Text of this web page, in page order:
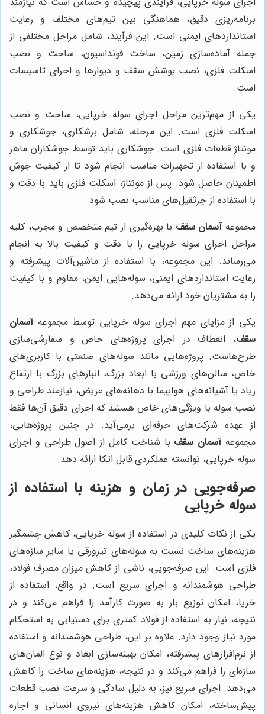
برنامه‌ریزی دقیق، هماهنگی بین تیم‌های مختلف و رعایت
استانداردهای ایمنی است. این فرآیند، شامل مراحل مختلفی از
جمله آماده‌سازی زمین، ساخت فونداسیون، ساخت و نصب
اسکلت فلزی، نصب پوشش سقف و دیوارها و اجرای تاسیسات
است.
یکی از مهم‌ترین مراحل اجرای سوله خرپایی، ساخت و نصب
اسکلت فلزی است. این مرحله، شامل برشکاری، جوشکاری و
مونتاژ قطعات فلزی است. جوشکاری باید توسط جوشکاران ماهر
و با استفاده از تجهیزات مناسب انجام شود تا از کیفیت جوش
اطمینان حاصل شود. پس از مونتاژ، اسکلت فلزی باید با دقت و
با استفاده از جرثقیل‌های مناسب نصب شود.
مجموعهآسمان سقف با بهره‌گیری از تیم متخصص و مجرب، کلیه
مراحل اجرای سوله خرپایی را با دقت و کیفیت بالا به انجام
می‌رساند. این مجموعه، با استفاده از ماشین‌آلات پیشرفته و
رعایت استانداردهای ایمنی، سوله‌هایی ایمن، مقاوم و با کیفیت
را به مشتریان خود ارائه می‌دهد.
یکی از مزایای مهم اجرای سوله خرپایی توسط مجموعهآسمان
سقف، انعطاف در اجرای پروژه‌های خاص و سفارشی‌سازی
طرح‌هاست. پروژه‌هایی مانند سوله‌های صنعتی با کاربری‌های
خاص، سالن‌های ورزشی با ابعاد بزرگ، انبارهای بزرگ با ارتفاع
زیاد یا آشیانه‌های هواپیما با دهانه‌های عریض، نیازمند طراحی و
نصب سوله با ویژگی‌های خاص هستند که اجرای دقیق آن‌ها فقط
از عهده شرکت‌های حرفه‌ای برمی‌آید. در چنین پروژه‌هایی،
مجموعهآسمان سقف با شناخت کامل از اصول طراحی و اجرای
سوله خرپایی، توانسته عملکردی قابل اتکا ارائه دهد.
صرفه‌جویی در زمان و هزینه با استفاده از
سوله خرپایی
یکی از نکات کلیدی در استفاده از سوله خرپایی، کاهش چشمگیر
هزینه‌های ساخت نسبت به سوله‌های تیرورقی یا سایر سازه‌های
فلزی است. این صرفه‌جویی، ناشی از کاهش میزان مصرف فولاد،
طراحی هوشمندانه و اجرای سریع است. در واقع، استفاده از
خرپا، امکان توزیع بار به صورت کارآمد را فراهم می‌کند و در
نتیجه، نیاز به استفاده از فولاد کمتری برای دستیابی به استحکام
مورد نیاز وجود دارد. علاوه بر این، طراحی هوشمندانه و استفاده
از نرم‌افزارهای پیشرفته، امکان بهینه‌سازی ابعاد و نوع المان‌های
سازه‌ای را فراهم می‌کند و در نتیجه، هزینه‌های ساخت را کاهش
می‌دهد. اجرای سریع نیز، به دلیل سادگی و سرعت نصب قطعات
پیش‌ساخته، امکان کاهش هزینه‌های نیروی انسانی و اجاره